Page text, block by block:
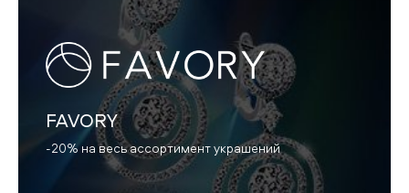
FAVORY
-20% на весь ассортимент украшений